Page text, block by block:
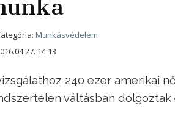
Munkásvédelem
14:13
240 ezer amerikai
váltásban dolgoztak